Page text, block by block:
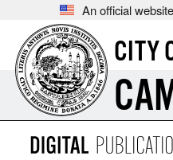
An official
CITY